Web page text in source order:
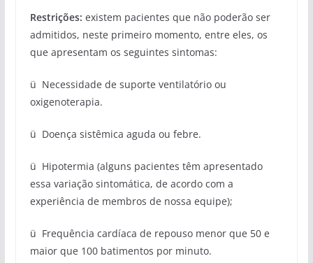
Restrições: existem pacientes que não poderão ser
admitidos, neste primeiro momento, entre eles, os
que apresentam os seguintes sintomas:
ü Necessidade de suporte ventilatório ou
oxigenoterapia.
ü Doença sistêmica aguda ou febre.
ü Hipotermia (alguns pacientes têm apresentado
essa variação sintomática, de acordo com a
experiência de membros de nossa equipe);
ü Frequência cardíaca de repouso menor que 50 e
maior que 100 batimentos por minuto.